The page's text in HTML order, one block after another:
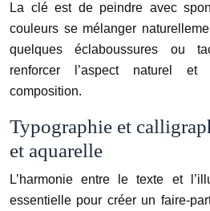
La clé est de peindre avec
couleurs se mélanger
quelques éclaboussures ou
renforcer l’aspect naturel et
composition.
Typographie et
et aquarelle
L’harmonie entre le texte et
essentielle pour créer un faire-